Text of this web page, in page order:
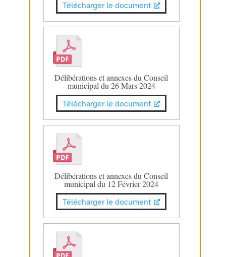
Télécharger le document
Délibérations et annexes du Conseil
municipal du 26 Mars 2024
Télécharger le document
Délibérations et annexes du Conseil
municipal du 12 Février 2024
Télécharger le document